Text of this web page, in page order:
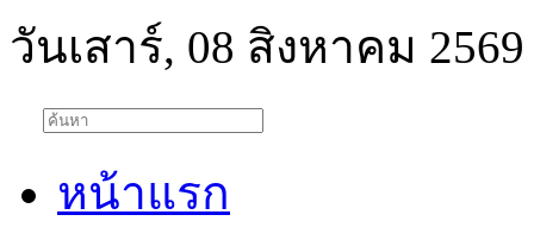
วันเสาร์, 08 สิงหาคม 2569
หน้าแรก